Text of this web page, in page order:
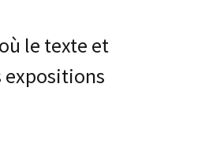
le texte et
expositions